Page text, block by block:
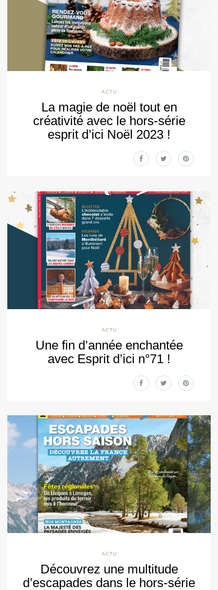
ACTU
La magie de noël tout en
créativité avec le hors-série
esprit d’ici Noël 2023 !
ACTU
Une fin d’année enchantée
avec Esprit d’ici n°71 !
ACTU
Découvrez une multitude
d’escapades dans le hors-série